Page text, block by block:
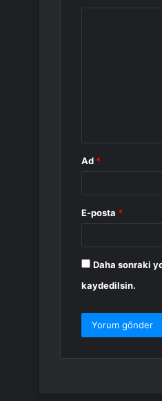
Ad *
E-posta *
Daha sonraki
kaydedilsin.